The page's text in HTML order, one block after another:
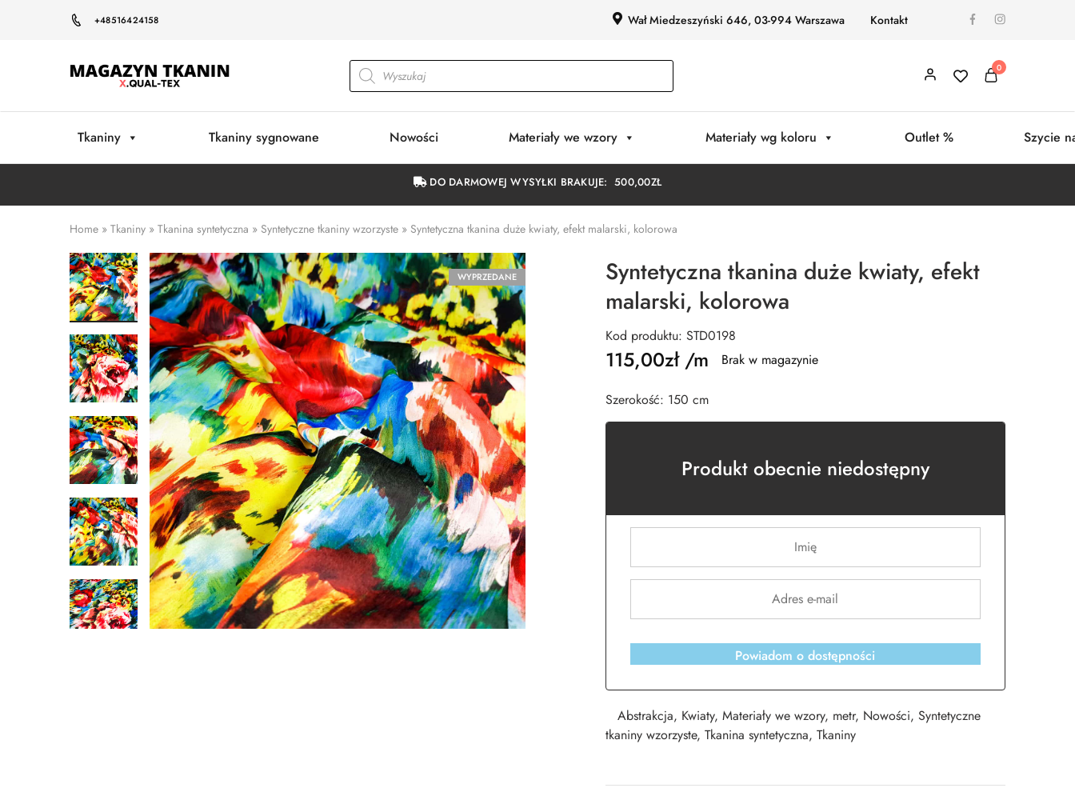
+48516424158 Wał Miedzeszyński 646, 03-994 Warszawa Kontakt
Magazyn
0
Tkaniny Tkaniny sygnowane Nowości Materiały we wzory Materiały wg koloru Outlet % Szycie
DO DARMOWEJ WYSYŁKI BRAKUJE:500,00ZŁ
Home » Tkaniny » Tkanina syntetyczna » Syntetyczne tkaniny wzorzyste » Syntetyczna tkanina duże kwiaty, efekt malarski, kolorowa
WYPRZEDANE
Syntetyczna tkanina duże kwiaty, efekt
malarski, kolorowa
Kod produktu: STD0198
115,00zł/m Brak w magazynie
Szerokość: 150 cm
Produkt obecnie niedostępny
Powiadom o dostępności
Abstrakcja, Kwiaty, Materiały we wzory, metr, Nowości, Syntetyczne
tkaniny wzorzyste, Tkanina syntetyczna, Tkaniny